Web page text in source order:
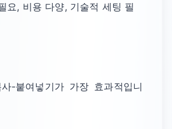
요, 비용 다양, 기술적 세팅 필
-붙여넣기가 가장 효과적입니